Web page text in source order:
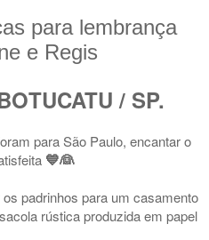
para lembrança
e Regis
/ SP.
para São Paulo, encantar o
💙👰
padrinhos para um casamento
rústica produzida em papel